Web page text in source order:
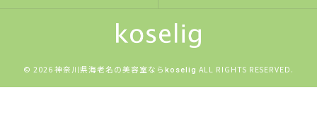
© 2026 神奈川県海老名の美容室ならkoselig ALL RIGHTS RESERVED.